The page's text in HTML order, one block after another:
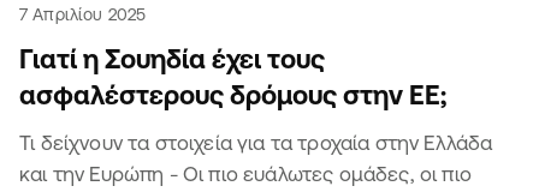
7 Απριλίου 2025
Γιατί η Σουηδία έχει τους
ασφαλέστερους δρόμους στην ΕΕ;
Τι δείχνουν τα στοιχεία για τα τροχαία στην Ελλάδα
και την Ευρώπη - Οι πιο ευάλωτες ομάδες, οι πιο